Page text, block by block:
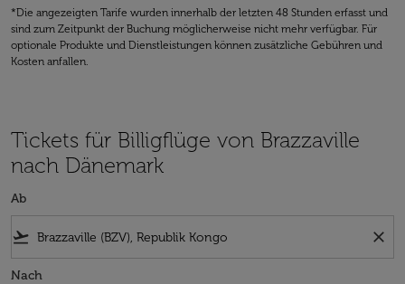
*Die angezeigten Tarife wurden innerhalb der letzten 48 Stunden erfasst und
sind zum Zeitpunkt der Buchung möglicherweise nicht mehr verfügbar. Für
optionale Produkte und Dienstleistungen können zusätzliche Gebühren und
Kosten anfallen.
Tickets für Billigflüge von Brazzaville
nach Dänemark
Ab
flight_takeoff close
Nach